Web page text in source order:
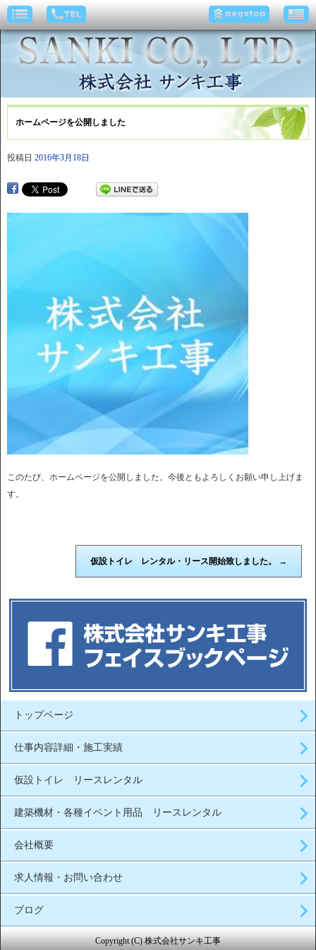
ホームページを公開しました
投稿日 2016年3月18日
このたび、ホームページを公開しました。今後ともよろしくお願い申し上げま
す。
仮設トイレ レンタル・リース開始致しました。 →
トップページ
仕事内容詳細・施工実績
仮設トイレ リースレンタル
建築機材・各種イベント用品 リースレンタル
会社概要
求人情報・お問い合わせ
ブログ
Copyright (C) 株式会社サンキ工事